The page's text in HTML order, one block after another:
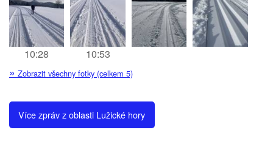
10:28 10:53
» Zobrazit všechny fotky (celkem 5)
Více zpráv z oblasti Lužické hory